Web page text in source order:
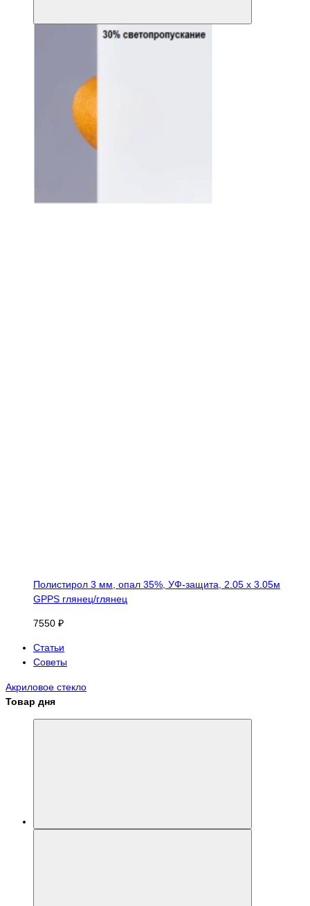
Полистирол 3 мм, опал 35%, УФ-защита, 2.05 х 3.05м
GPPS глянец/глянец
7550 ₽
Статьи
Советы
Акриловое стекло
Товар дня